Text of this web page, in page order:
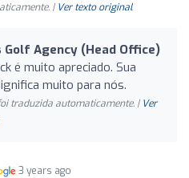
| Ver texto original
Golf Agency (Head Office)
é muito apreciado. Sua
muito para nós.
traduzida automaticamente. | Ver
3 years ago